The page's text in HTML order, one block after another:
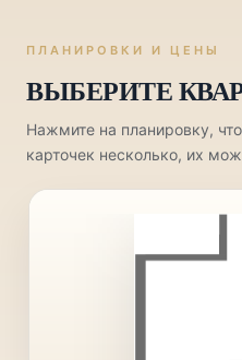
ПЛАНИРОВКИ И ЦЕНЫ
ВЫБЕРИТЕ
Нажмите на планировку,
карточек несколько, их